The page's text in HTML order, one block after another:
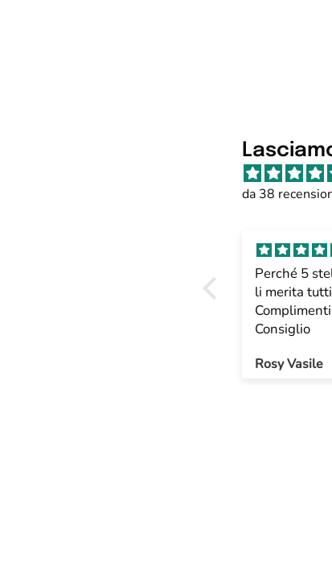
da 38
Perché 5
li merita tutti
Consiglio
Rosy Vasile